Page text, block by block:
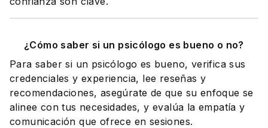
¿Cómo saber si un psicólogo es bueno o no?
Para saber si un psicólogo es bueno, verifica sus
credenciales y experiencia, lee reseñas y
recomendaciones, asegúrate de que su enfoque se
alinee con tus necesidades, y evalúa la empatía y
comunicación que ofrece en sesiones.